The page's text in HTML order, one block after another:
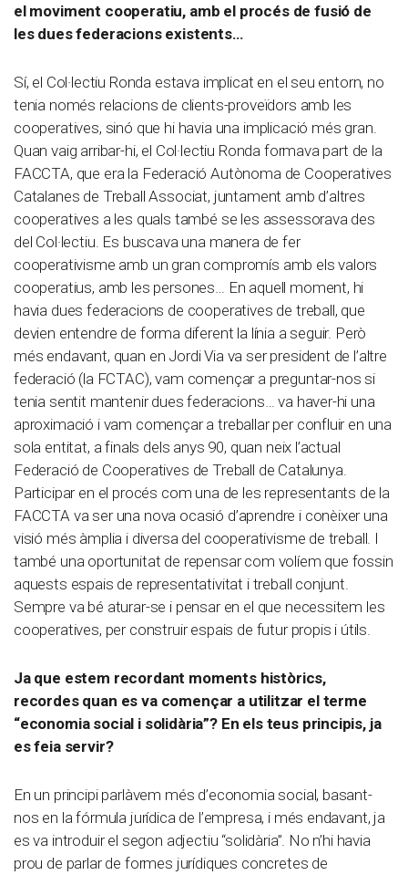
el moviment cooperatiu, amb el procés de fusió de
les dues federacions existents…
Sí, el Col·lectiu Ronda estava implicat en el seu entorn, no
tenia només relacions de clients-proveïdors amb les
cooperatives, sinó que hi havia una implicació més gran.
Quan vaig arribar-hi, el Col·lectiu Ronda formava part de la
FACCTA, que era la Federació Autònoma de Cooperatives
Catalanes de Treball Associat, juntament amb d’altres
cooperatives a les quals també se les assessorava des
del Col·lectiu. Es buscava una manera de fer
cooperativisme amb un gran compromís amb els valors
cooperatius, amb les persones… En aquell moment, hi
havia dues federacions de cooperatives de treball, que
devien entendre de forma diferent la línia a seguir. Però
més endavant, quan en Jordi Via va ser president de l’altre
federació (la FCTAC), vam començar a preguntar-nos si
tenia sentit mantenir dues federacions… va haver-hi una
aproximació i vam començar a treballar per confluir en una
sola entitat, a finals dels anys 90, quan neix l’actual
Federació de Cooperatives de Treball de Catalunya.
Participar en el procés com una de les representants de la
FACCTA va ser una nova ocasió d’aprendre i conèixer una
visió més àmplia i diversa del cooperativisme de treball. I
també una oportunitat de repensar com volíem que fossin
aquests espais de representativitat i treball conjunt.
Sempre va bé aturar-se i pensar en el que necessitem les
cooperatives, per construir espais de futur propis i útils.
Ja que estem recordant moments històrics,
recordes quan es va començar a utilitzar el terme
“economia social i solidària”? En els teus principis, ja
es feia servir?
En un principi parlàvem més d’economia social, basant-
nos en la fórmula jurídica de l’empresa, i més endavant, ja
es va introduir el segon adjectiu “solidària”. No n’hi havia
prou de parlar de formes jurídiques concretes de